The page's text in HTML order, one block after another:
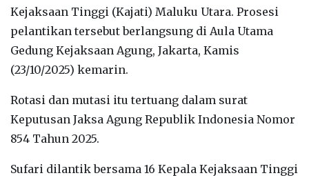
Kejaksaan Tinggi (Kajati) Maluku Utara. Prosesi
pelantikan tersebut berlangsung di Aula Utama
Gedung Kejaksaan Agung, Jakarta, Kamis
(23/10/2025) kemarin.
Rotasi dan mutasi itu tertuang dalam surat
Keputusan Jaksa Agung Republik Indonesia Nomor
854 Tahun 2025.
Sufari dilantik bersama 16 Kepala Kejaksaan Tinggi